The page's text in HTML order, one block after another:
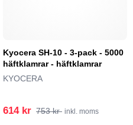
Kyocera SH-10 - 3-pack - 5000
häftklamrar - häftklamrar
KYOCERA
614 kr 753 kr inkl. moms